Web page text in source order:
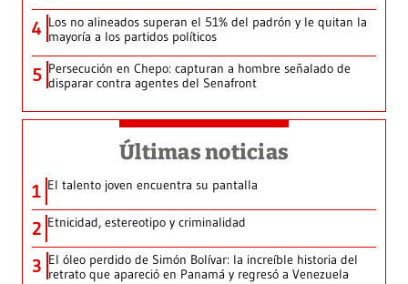
4 Los no alineados superan el 51% del padrón y le quitan la
mayoría a los partidos políticos
5 Persecución en Chepo: capturan a hombre señalado de
disparar contra agentes del Senafront
Últimas noticias
1 El talento joven encuentra su pantalla​
2 Etnicidad, estereotipo y criminalidad
3 El óleo perdido de Simón Bolívar: la increíble historia del
retrato que apareció en Panamá y regresó a Venezuela